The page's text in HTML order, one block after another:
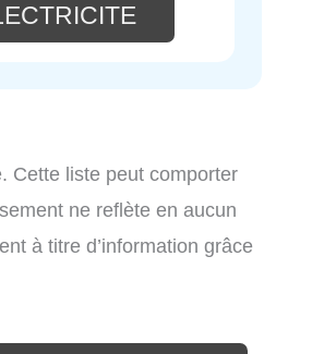
Cette liste peut comporter
ne reflète en aucun
à titre d’information grâce